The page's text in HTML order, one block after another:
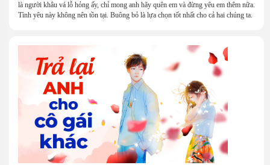
là người khâu vá lỗ hỏng ấy, chỉ mong anh hãy quên em và đừng yêu em thêm nữa.
Tình yêu này không nên tồn tại. Buông bỏ là lựa chọn tốt nhất cho cả hai chúng ta.